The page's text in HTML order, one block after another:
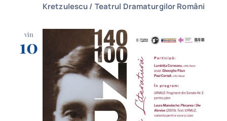
Kretzulescu / Teatrul Dramaturgilor Români
vin
10